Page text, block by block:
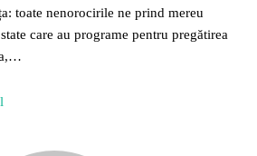
toate nenorocirile ne prind mereu
care au programe pentru pregătirea